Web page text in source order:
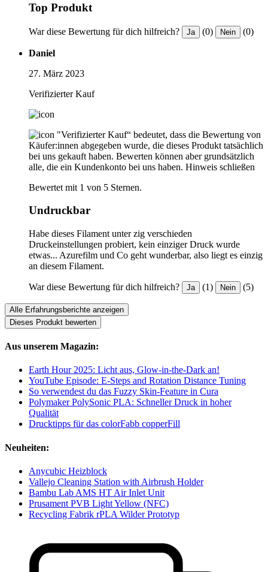
Top Produkt
War diese Bewertung für dich hilfreich? Ja (0) Nein (0)
Daniel
27. März 2023
Verifizierter Kauf
"Verifizierter Kauf“ bedeutet, dass die Bewertung von
Käufer:innen abgegeben wurde, die dieses Produkt tatsächlich
bei uns gekauft haben. Bewerten können aber grundsätzlich
alle, die ein Kundenkonto bei uns haben. Hinweis schließen
Bewertet mit 1 von 5 Sternen.
Undruckbar
Habe dieses Filament unter zig verschieden
Druckeinstellungen probiert, kein einziger Druck wurde
etwas... Azurefilm und Co geht wunderbar, also liegt es einzig
an diesem Filament.
War diese Bewertung für dich hilfreich? Ja (1) Nein (5)
Alle Erfahrungsberichte anzeigen
Dieses Produkt bewerten
Aus unserem Magazin:
Earth Hour 2025: Licht aus, Glow-in-the-Dark an!
YouTube Episode: E-Steps and Rotation Distance Tuning
So verwendest du das Fuzzy Skin-Feature in Cura
Polymaker PolySonic PLA: Schneller Druck in hoher
Qualität
Drucktipps für das colorFabb copperFill
Neuheiten:
Anycubic Heizblock
Vallejo Cleaning Station with Airbrush Holder
Bambu Lab AMS HT Air Inlet Unit
Prusament PVB Light Yellow (NFC)
Recycling Fabrik rPLA Wilder Prototyp